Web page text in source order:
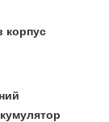
корпус